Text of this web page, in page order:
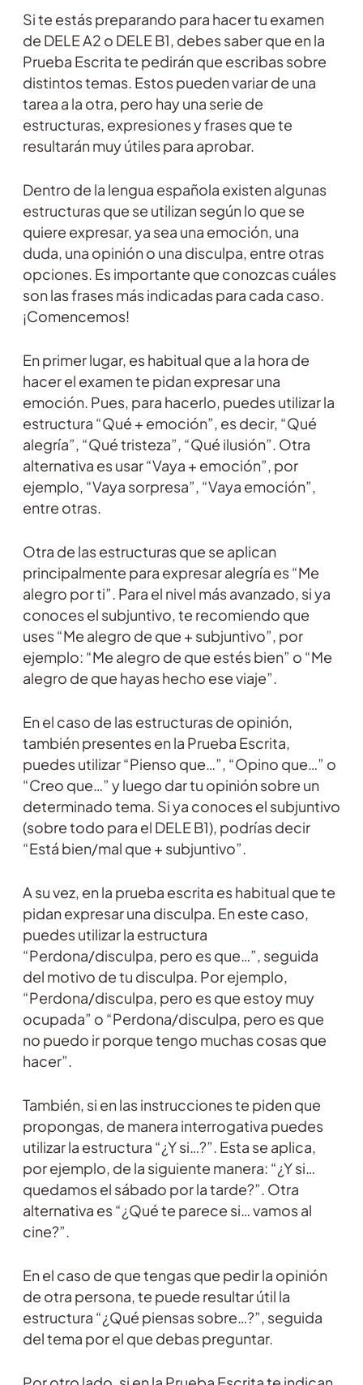
Si te estás preparando para hacer tu examen
de DELE A2 o DELE B1, debes saber que en la
Prueba Escrita te pedirán que escribas sobre
distintos temas. Estos pueden variar de una
tarea a la otra, pero hay una serie de
estructuras, expresiones y frases que te
resultarán muy útiles para aprobar.
Dentro de la lengua española existen algunas
estructuras que se utilizan según lo que se
quiere expresar, ya sea una emoción, una
duda, una opinión o una disculpa, entre otras
opciones. Es importante que conozcas cuáles
son las frases más indicadas para cada caso.
¡Comencemos!
En primer lugar, es habitual que a la hora de
hacer el examen te pidan expresar una
emoción. Pues, para hacerlo, puedes utilizar la
estructura “Qué + emoción”, es decir, “Qué
alegría”, “Qué tristeza”, “Qué ilusión”. Otra
alternativa es usar “Vaya + emoción”, por
ejemplo, “Vaya sorpresa”, “Vaya emoción”,
entre otras.
Otra de las estructuras que se aplican
principalmente para expresar alegría es “Me
alegro por ti”. Para el nivel más avanzado, si ya
conoces el subjuntivo, te recomiendo que
uses “Me alegro de que + subjuntivo”, por
ejemplo: “Me alegro de que estés bien” o “Me
alegro de que hayas hecho ese viaje”.
En el caso de las estructuras de opinión,
también presentes en la Prueba Escrita,
puedes utilizar “Pienso que…”, “Opino que…” o
“Creo que…” y luego dar tu opinión sobre un
determinado tema. Si ya conoces el subjuntivo
(sobre todo para el DELE B1), podrías decir
“Está bien/mal que + subjuntivo”.
A su vez, en la prueba escrita es habitual que te
pidan expresar una disculpa. En este caso,
puedes utilizar la estructura
“Perdona/disculpa, pero es que…”, seguida
del motivo de tu disculpa. Por ejemplo,
“Perdona/disculpa, pero es que estoy muy
ocupada” o “Perdona/disculpa, pero es que
no puedo ir porque tengo muchas cosas que
hacer”.
También, si en las instrucciones te piden que
propongas, de manera interrogativa puedes
utilizar la estructura “¿Y si…?”. Esta se aplica,
por ejemplo, de la siguiente manera: “¿Y si…
quedamos el sábado por la tarde?”. Otra
alternativa es “¿Qué te parece si… vamos al
cine?”.
En el caso de que tengas que pedir la opinión
de otra persona, te puede resultar útil la
estructura “¿Qué piensas sobre…?”, seguida
del tema por el que debas preguntar.